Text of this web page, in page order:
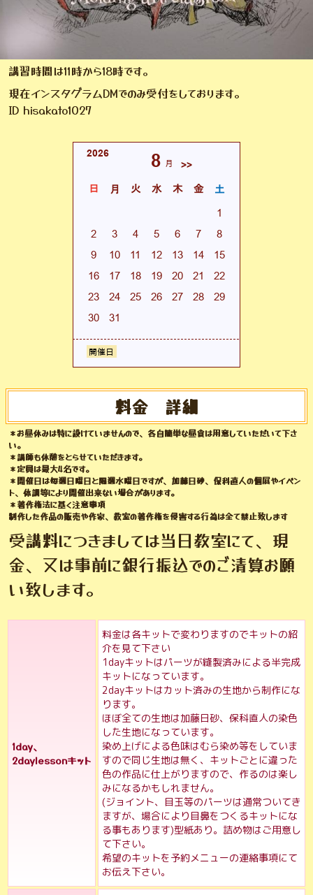
講習時間は11時から18時です。
現在インスタグラムDMでのみ受付をしております。
ID hisakato1027
料金 詳細
＊お昼休みは特に設けていませんので、各自簡単な昼食は用意していただいて下さ
い。
＊講師も休憩をとらせていただきます。
＊定員は最大4名です。
＊開催日は毎週日曜日と隔週水曜日ですが、加藤日砂、保科直人の個展やイベン
ト、体調等により開催出来ない場合があります。
＊著作権法に基く注意事項
制作した作品の販売や作家、教室の著作権を侵害する行為は全て禁止致します
受講料につきましては当日教室にて、現
金、又は事前に銀行振込でのご清算お願
い致します。
1day、
2daylessonキット
料金は各キットで変わりますのでキットの紹
介を見て下さい
1dayキットはパーツが縫製済みによる半完成
キットになっています。
2dayキットはカット済みの生地から制作にな
ります。
ほぼ全ての生地は加藤日砂、保科直人の染色
した生地になっています。
染め上げによる色味はむら染め等をしていま
すので同じ生地は無く、キットごとに違った
色の作品に仕上がりますので、作るのは楽し
みになるかもしれません。
(ジョイント、目玉等のパーツは通常ついてき
ますが、場合により目鼻をつくるキットにな
る事もあります)型紙あり。詰め物はご用意し
て下さい。
希望のキットを予約メニューの連絡事項にて
お伝え下さい。